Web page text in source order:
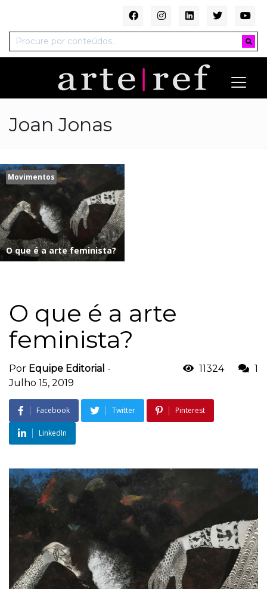
Joan Jonas
Movimentos
O que é a arte feminista?
O que é a arte
feminista?
Por Equipe Editorial -
Julho 15, 2019
11324 1
Facebook Twitter Pinterest
LinkedIn